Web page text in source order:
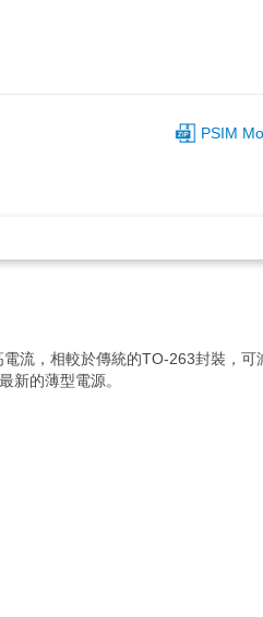
PSIM
流，相較於傳統的TO-263封裝，
新的薄型電源。